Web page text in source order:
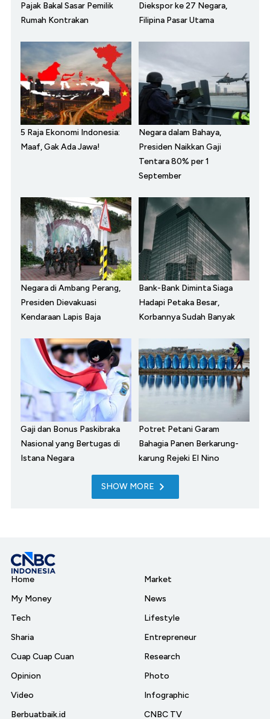
Pajak Bakal Sasar Pemilik
Rumah Kontrakan
Diekspor ke 27 Negara,
Filipina Pasar Utama
5 Raja Ekonomi Indonesia:
Maaf, Gak Ada Jawa!
Negara dalam Bahaya,
Presiden Naikkan Gaji
Tentara 80% per 1
September
Negara di Ambang Perang,
Presiden Dievakuasi
Kendaraan Lapis Baja
Bank-Bank Diminta Siaga
Hadapi Petaka Besar,
Korbannya Sudah Banyak
Gaji dan Bonus Paskibraka
Nasional yang Bertugas di
Istana Negara
Potret Petani Garam
Bahagia Panen Berkarung-
karung Rejeki El Nino
SHOW MORE
Home
My Money
Tech
Sharia
Cuap Cuap Cuan
Opinion
Video
Berbuatbaik.id
Market
News
Lifestyle
Entrepreneur
Research
Photo
Infographic
CNBC TV